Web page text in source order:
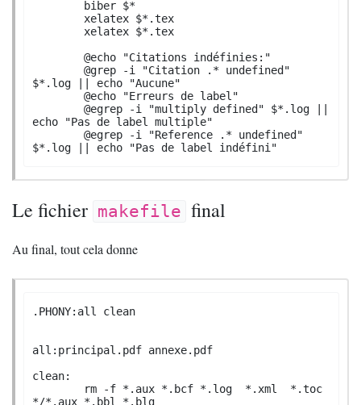
$*.log || echo "Aucune"
echo "Pas de label multiple"
$*.log || echo "Pas de label indéfini"
Le fichier makefile final
Au final, tout cela donne
.PHONY:all clean
all:principal.pdf annexe.pdf
clean:
*/*.aux *.bbl *.blg